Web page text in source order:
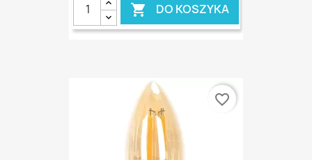
 DO KOSZYKA
favorite_border